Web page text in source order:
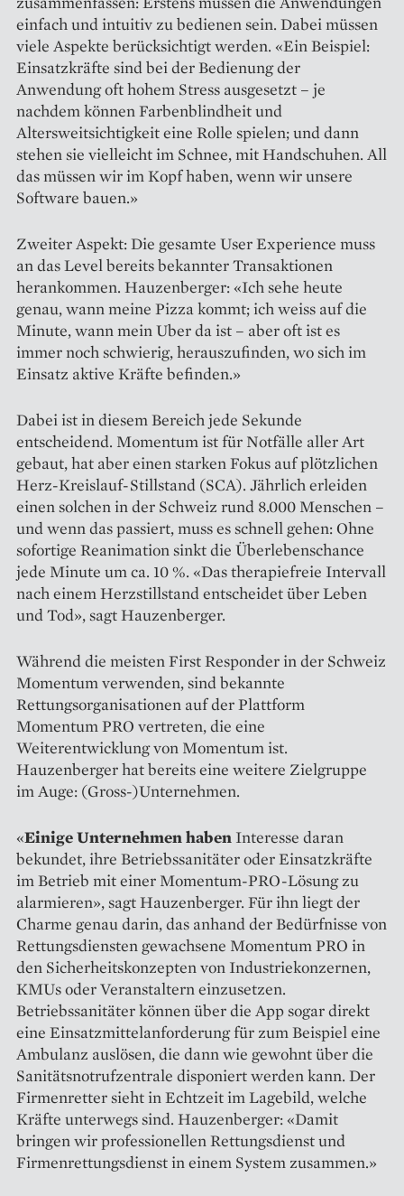
einfach und intuitiv zu bedienen sein. Dabei müssen
viele Aspekte berücksichtigt werden. «Ein Beispiel:
Einsatzkräfte sind bei der Bedienung der
Anwendung oft hohem Stress ausgesetzt – je
nachdem können Farbenblindheit und
Altersweitsichtigkeit eine Rolle spielen; und dann
stehen sie vielleicht im Schnee, mit Handschuhen. All
das müssen wir im Kopf haben, wenn wir unsere
Software bauen.»
Zweiter Aspekt: Die gesamte User Experience muss
an das Level bereits bekannter Transaktionen
herankommen. Hauzenberger: «Ich sehe heute
genau, wann meine Pizza kommt; ich weiss auf die
Minute, wann mein Uber da ist – aber oft ist es
immer noch schwierig, herauszufinden, wo sich im
Einsatz aktive Kräfte befinden.»
Dabei ist in diesem Bereich jede Sekunde
entscheidend. Momentum ist für Notfälle aller Art
gebaut, hat aber einen starken Fokus auf plötz­lichen
Herz-Kreislauf-Stillstand (SCA). Jährlich erleiden
einen solchen in der Schweiz rund 8.000 Menschen –
und wenn das passiert, muss es schnell gehen: Ohne
sofortige Reanimation sinkt die Überlebenschance
jede Minute um ca. 10 %. «Das therapiefreie Intervall
nach einem Herzstillstand entscheidet über Leben
und Tod», sagt Hauzenberger.
Während die meisten First Responder in der Schweiz
Momentum verwenden, sind bekannte
Rettungsorganisationen auf der Plattform
Momentum PRO vertreten, die eine
Weiterentwicklung von Momentum ist.
Hauzenberger hat bereits eine weitere Zielgruppe
im Auge: (Gross-)Unternehmen.
«Einige Unternehmen haben Inte­r­esse daran
bekundet, ihre Betriebs­sanitäter oder Einsatzkräfte
im Betrieb mit einer Momentum-PRO-Lösung zu
alarmieren», sagt Hauzenberger. Für ihn liegt der
Charme genau darin, das anhand der Bedürfnisse von
Rettungsdiensten gewachsene Momentum PRO in
den Sicherheitskonzepten von Industriekonzernen,
KMUs oder Veranstaltern einzusetzen.
Betriebssanitäter können über die App sogar direkt
eine Einsatzmittelanforderung für zum Beispiel eine
Ambulanz auslösen, die dann wie gewohnt über die
Sanitätsnotrufzentrale disponiert werden kann. Der
Firmenretter sieht in Echtzeit im Lagebild, welche
Kräfte unterwegs sind. Hauzenberger: «Damit
bringen wir professionellen Rettungsdienst und
Firmenrettungsdienst in einem System zusammen.»